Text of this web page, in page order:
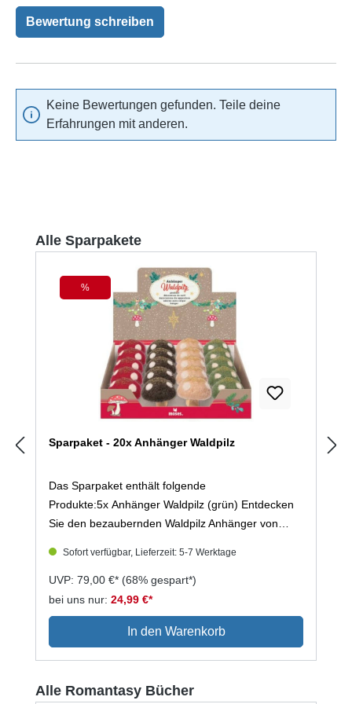
Bewertung schreiben
Keine Bewertungen gefunden. Teile deine
Erfahrungen mit anderen.
Produktgalerie überspringen
Alle Sparpakete
Rabatt
%
Sparpaket - 20x Anhänger Waldpilz
Das Sparpaket enthält folgende
Produkte:5x Anhänger Waldpilz (grün) Entdecken
Sie den bezaubernden Waldpilz Anhänger von
Schönheit der Natur direkt in Ihr Zuhause und
verleiht jedem Raum eine gemütliche Atmosphäre.
Der Anhänger ist nicht nur ein echter Blickfang,
sondern auch vielseitig einsetzbar. Ob als Teil Ihrer
herbstlichen Dekoration oder als charmantes
(rot)Entdecken Sie den bezaubernden Waldpilz
Sofort verfügbar, Lieferzeit: 5-7 Werktage
UVP: 79,00 €* (68% gespart*)
bei uns nur: 24,99 €*
In den Warenkorb
Produktgalerie überspringen
Alle Romantasy Bücher